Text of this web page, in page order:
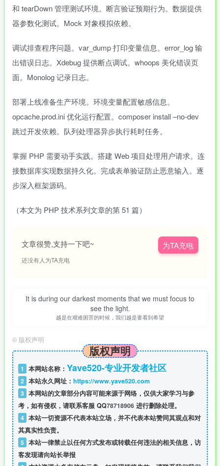
和 tearDown 管理测试环境。断言验证预期行为。数据提供
器参数化测试。Mock 对象模拟依赖。
调试排查程序问题。var_dump 打印变量信息。error_log 输
出错误日志。Xdebug 提供断点调试。whoops 美化错误页
面。Monolog 记录日志。
部署上线准备生产环境。环境变量配置敏感信息。
opcache.prod.ini 优化运行配置。composer install –no-dev
跳过开发依赖。队列处理器异步执行耗时任务。
掌握 PHP 需要动手实践。搭建 Web 项目处理用户请求。连
接数据库实现数据持久化。完成表单验证防止恶意输入。逐
步深入框架源码。
（本文为 PHP 技术系列文章的第 51 篇）
文章很赞,支持一下吧~
还没有人为TA充电
为TA充电
It is during our darkest moments that we must focus to
see the light.
越是在艰难困苦的时候，我们越是要看到希望
© 版权声明
版权声明
1 本网站名称： Yave520-专业开发者社区
2 本站永久网址： https://www.yave520.com
3 本网站的文章部分内容可能来源于网络，仅供大家学习与参
考，如有侵权，请联系客服 QQ78718906 进行删除处理。
4 本站一切资源不代表本站立场，并不代表本站赞同其观点和对
其真实性负责。
5 本站一律禁止以任何方式发布或转载任何违法的相关信息，访
客发现请向站长举报